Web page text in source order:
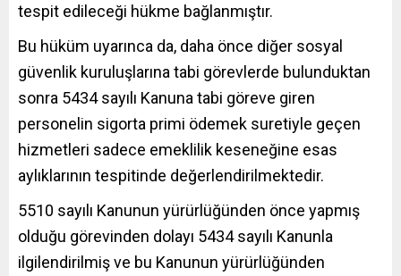
tespit edileceği hükme bağlanmıştır.
Bu hüküm uyarınca da, daha önce diğer sosyal
güvenlik kuruluşlarına tabi görevlerde bulunduktan
sonra 5434 sayılı Kanuna tabi göreve giren
personelin sigorta primi ödemek suretiyle geçen
hizmetleri sadece emeklilik keseneğine esas
aylıklarının tespitinde değerlendirilmektedir.
5510 sayılı Kanunun yürürlüğünden önce yapmış
olduğu görevinden dolayı 5434 sayılı Kanunla
ilgilendirilmiş ve bu Kanunun yürürlüğünden